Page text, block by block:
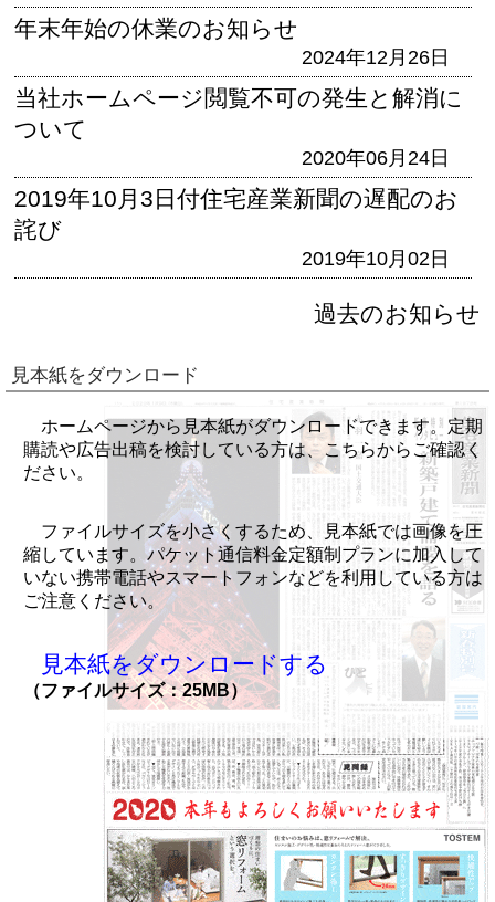
年末年始の休業のお知らせ
2024年12月26日
当社ホームページ閲覧不可の発生と解消に
ついて
2020年06月24日
2019年10月3日付住宅産業新聞の遅配のお
詫び
2019年10月02日
過去のお知らせ
見本紙をダウンロード
ホームページから見本紙がダウンロードできます。定期
購読や広告出稿を検討している方は、こちらからご確認く
ださい。
ファイルサイズを小さくするため、見本紙では画像を圧
縮しています。パケット通信料金定額制プランに加入して
いない携帯電話やスマートフォンなどを利用している方は
ご注意ください。
見本紙をダウンロードする
（ファイルサイズ：25MB）